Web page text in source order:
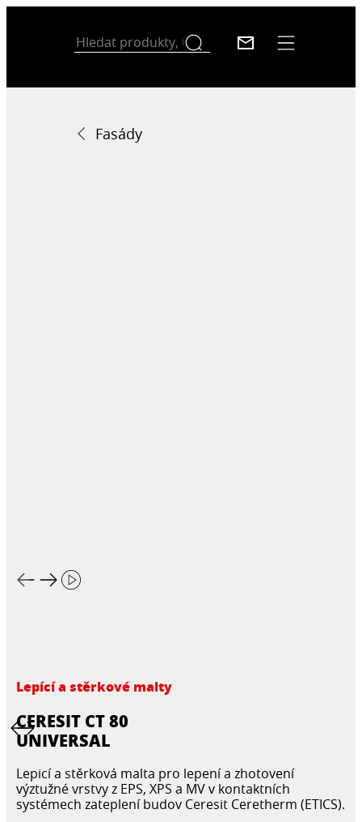
Fasády
Lepící a stěrkové malty
CERESIT CT 80
UNIVERSAL
Lepicí a stěrková malta pro lepení a zhotovení
výztužné vrstvy z EPS, XPS a MV v kontaktních
systémech zateplení budov Ceresit Ceretherm (ETICS).